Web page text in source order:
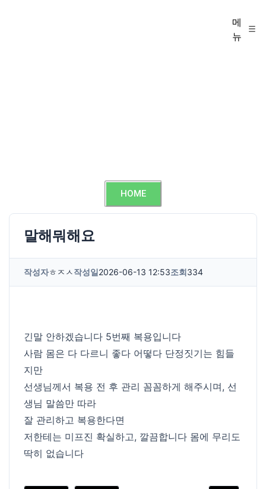
메
뉴
HOME
말해뭐해요
작성자ㅎㅈㅅ작성일2026-06-13 12:53조회334
긴말 안하겠습니다 5번째 복용입니다
사람 몸은 다 다르니 좋다 어떻다 단정짓기는 힘들
지만
선생님께서 복용 전 후 관리 꼼꼼하게 해주시며, 선
생님 말씀만 따라
잘 관리하고 복용한다면
저한테는 미프진 확실하고, 깔끔합니다 몸에 무리도
딱히 없습니다